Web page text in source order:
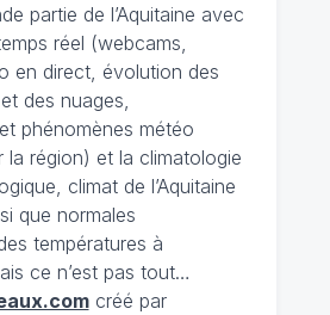
partie de l’Aquitaine avec
réel (webcams,
en direct, évolution des
des nuages,
phénomènes météo
la région) et la climatologie
climat de l’Aquitaine
que normales
températures à
ce n’est pas tout…
créé par